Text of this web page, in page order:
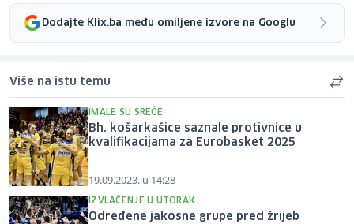
Dodajte Klix.ba među omiljene izvore na Googlu
Više na istu temu
IMALE SU SREĆE
Bh. košarkašice saznale protivnice u
kvalifikacijama za Eurobasket 2025
19.09.2023. u 14:28
IZVLAČENJE U UTORAK
Određene jakosne grupe pred žrijeb